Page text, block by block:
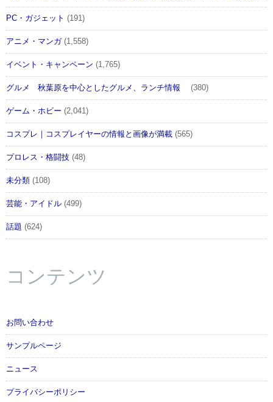
PC・ガジェット (191)
アニメ・マンガ(1,558)
イベント・キャンペーン (1,765)
グルメ 秋葉原を中心としたグルメ、ランチ情報 (380)
ゲーム・ホビー (2,041)
コスプレ｜コスプレイヤーの情報と画像が満載 (565)
プロレス・格闘技 (48)
未分類 (108)
芸能・アイドル (499)
話題 (624)
コンテンツ
お問い合わせ
サンプルページ
ニュース
プライバシーポリシー